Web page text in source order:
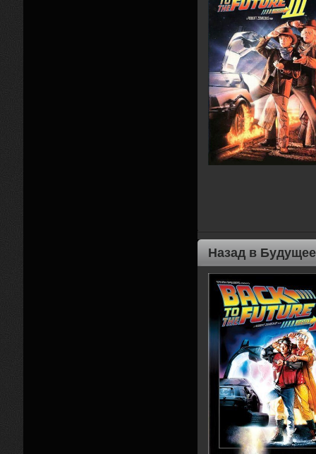
Назад в